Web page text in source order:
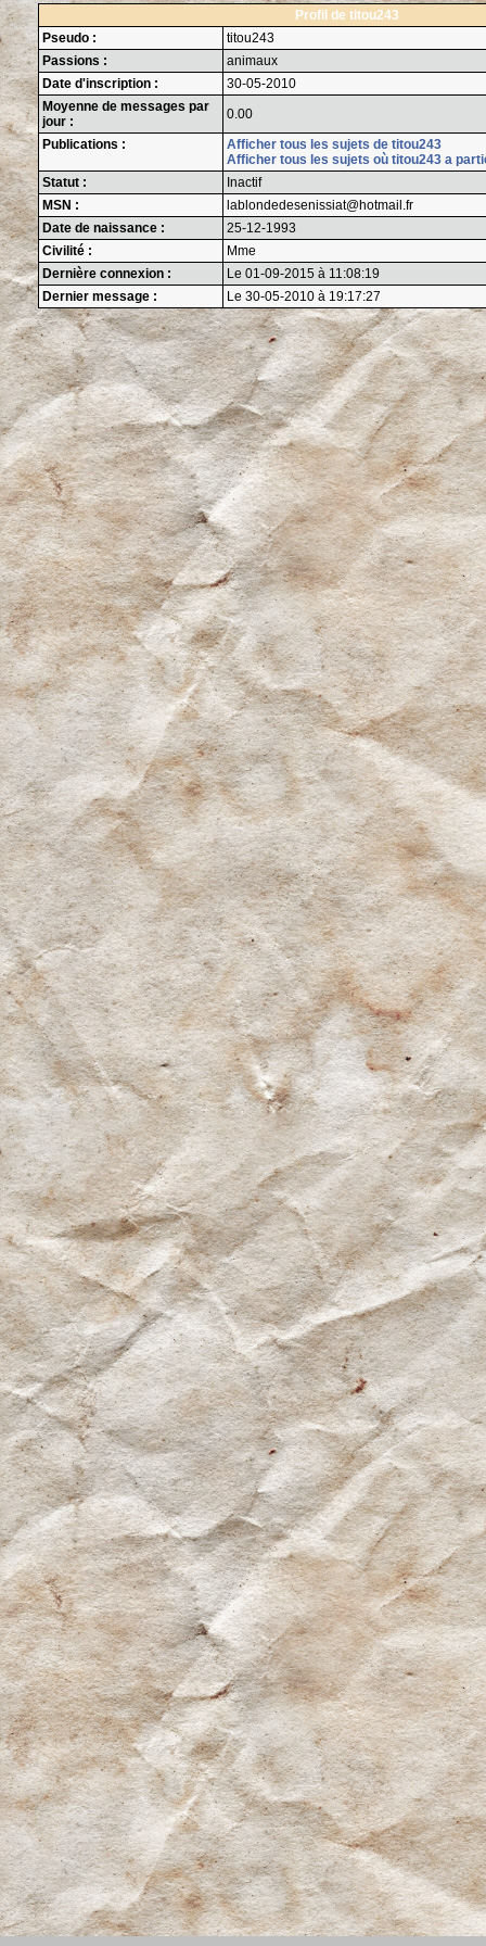
Profil de titou243
Pseudo :
titou243
Passions :
animaux
Date d'inscription :
30-05-2010
Moyenne de messages par
jour :
0.00
Publications :
Afficher tous les sujets de titou243
Afficher tous les sujets où titou243 a
Statut :
Inactif
MSN :
lablondedesenissiat@hotmail.fr
Date de naissance :
25-12-1993
Civilité :
Mme
Dernière connexion :
Le 01-09-2015 à 11:08:19
Dernier message :
Le 30-05-2010 à 19:17:27